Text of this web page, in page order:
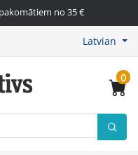
no 35 €
Latvian
0